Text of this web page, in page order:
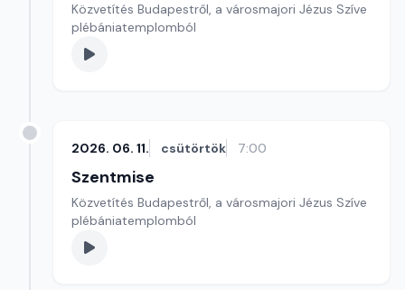
Közvetítés Budapestről, a városmajori Jézus Szíve
plébániatemplomból
2026. 06. 11. csütörtök 7:00
Szentmise
Közvetítés Budapestről, a városmajori Jézus Szíve
plébániatemplomból